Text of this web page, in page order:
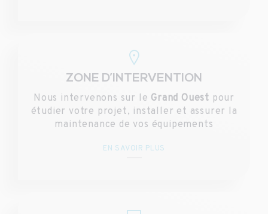
ZONE D’INTERVENTION
Nous intervenons sur le Grand Ouest pour
étudier votre projet, installer et assurer la
maintenance de vos équipements
EN SAVOIR PLUS